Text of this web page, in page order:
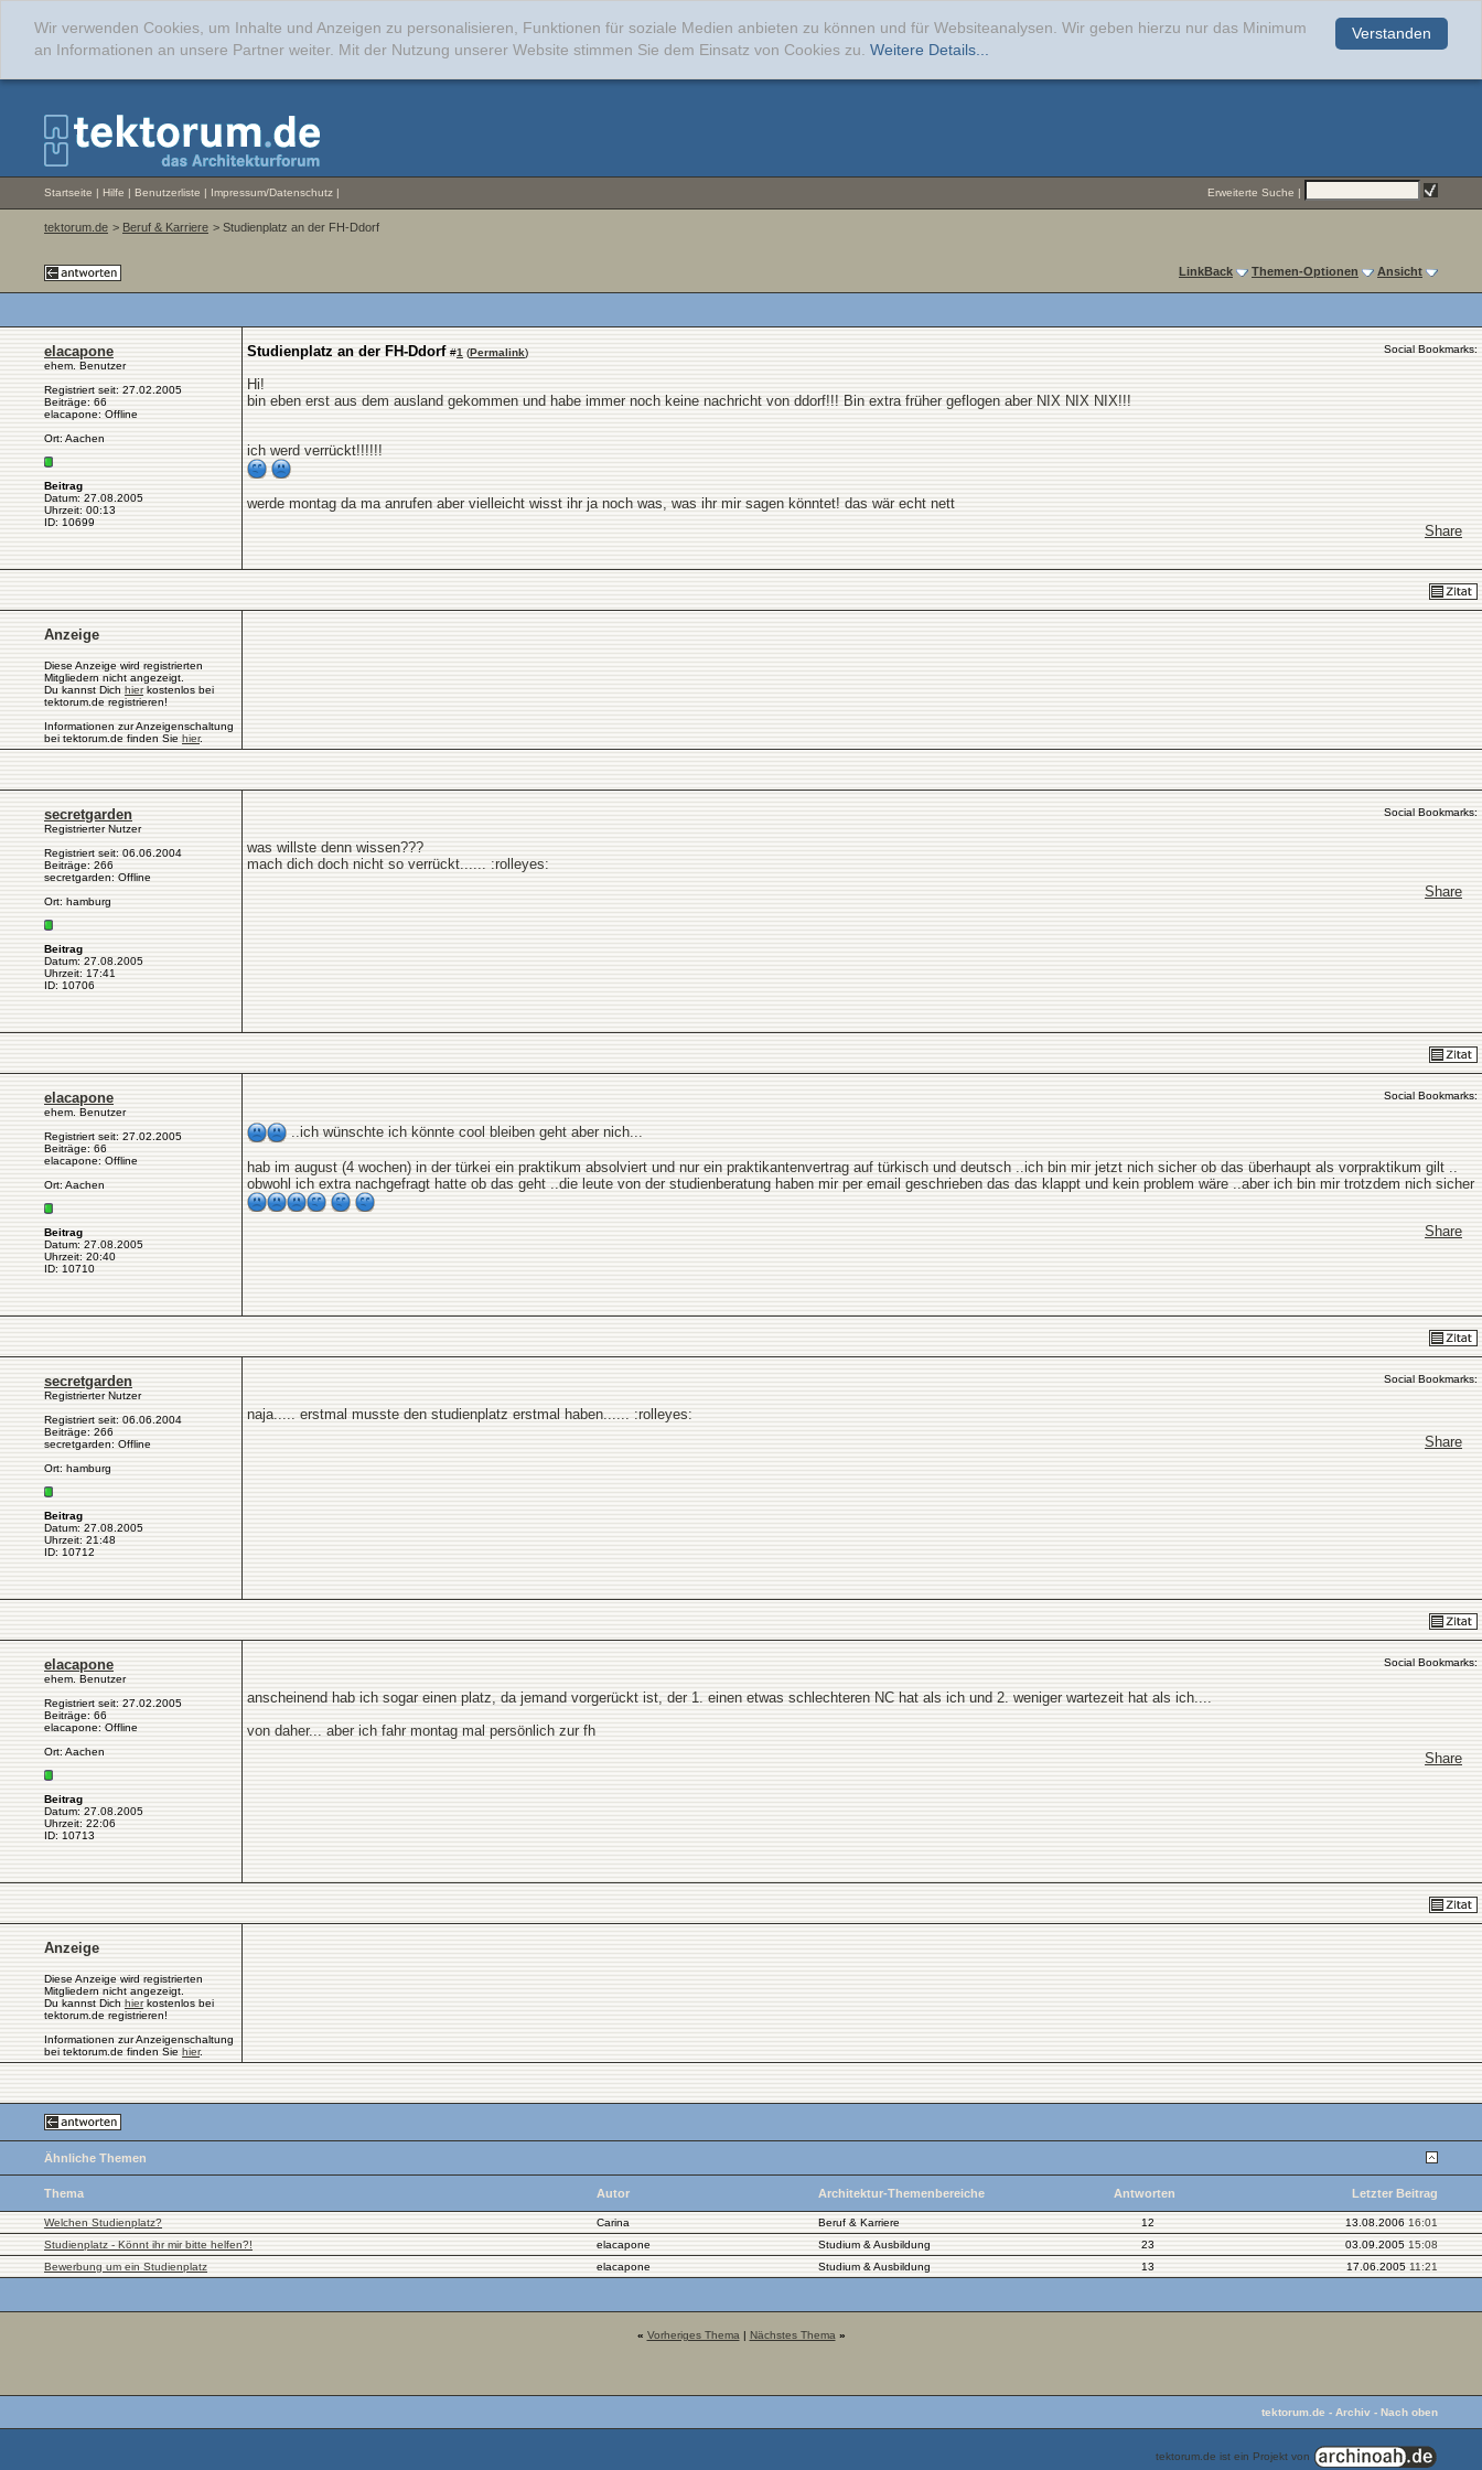
Verstanden
Wir verwenden Cookies, um Inhalte und Anzeigen zu personalisieren, Funktionen für soziale Medien anbieten zu können und für Websiteanalysen. Wir geben hierzu nur das Minimum
an Informationen an unsere Partner weiter. Mit der Nutzung unserer Website stimmen Sie dem Einsatz von Cookies zu. Weitere Details...
Startseite | Hilfe | Benutzerliste | Impressum/Datenschutz | Erweiterte Suche |
tektorum.de > Beruf & Karriere > Studienplatz an der FH-Ddorf
LinkBack Themen-Optionen Ansicht
elacapone
ehem. Benutzer
Registriert seit: 27.02.2005
Beiträge: 66
elacapone: Offline
Ort: Aachen
Beitrag
Datum: 27.08.2005
Uhrzeit: 00:13
ID: 10699
Studienplatz an der FH-Ddorf #1 (Permalink) Social Bookmarks:
Hi!
bin eben erst aus dem ausland gekommen und habe immer noch keine nachricht von ddorf!!! Bin extra früher geflogen aber NIX NIX NIX!!!
ich werd verrückt!!!!!!
werde montag da ma anrufen aber vielleicht wisst ihr ja noch was, was ihr mir sagen könntet! das wär echt nett
Share
Anzeige
Diese Anzeige wird registrierten
Mitgliedern nicht angezeigt.
Du kannst Dich hierkostenlos bei
tektorum.de registrieren!
Informationen zur Anzeigenschaltung
bei tektorum.de finden Sie hier.
secretgarden
Registrierter Nutzer
Registriert seit: 06.06.2004
Beiträge: 266
secretgarden: Offline
Ort: hamburg
Beitrag
Datum: 27.08.2005
Uhrzeit: 17:41
ID: 10706
Social Bookmarks:
was willste denn wissen???
mach dich doch nicht so verrückt...... :rolleyes:
Share
elacapone
ehem. Benutzer
Registriert seit: 27.02.2005
Beiträge: 66
elacapone: Offline
Ort: Aachen
Beitrag
Datum: 27.08.2005
Uhrzeit: 20:40
ID: 10710
Social Bookmarks:
..ich wünschte ich könnte cool bleiben geht aber nich...
hab im august (4 wochen) in der türkei ein praktikum absolviert und nur ein praktikantenvertrag auf türkisch und deutsch ..ich bin mir jetzt nich sicher ob das überhaupt als vorpraktikum gilt ..
obwohl ich extra nachgefragt hatte ob das geht ..die leute von der studienberatung haben mir per email geschrieben das das klappt und kein problem wäre ..aber ich bin mir trotzdem nich sicher
Share
secretgarden
Registrierter Nutzer
Registriert seit: 06.06.2004
Beiträge: 266
secretgarden: Offline
Ort: hamburg
Beitrag
Datum: 27.08.2005
Uhrzeit: 21:48
ID: 10712
Social Bookmarks:
naja..... erstmal musste den studienplatz erstmal haben...... :rolleyes:
Share
elacapone
ehem. Benutzer
Registriert seit: 27.02.2005
Beiträge: 66
elacapone: Offline
Ort: Aachen
Beitrag
Datum: 27.08.2005
Uhrzeit: 22:06
ID: 10713
Social Bookmarks:
anscheinend hab ich sogar einen platz, da jemand vorgerückt ist, der 1. einen etwas schlechteren NC hat als ich und 2. weniger wartezeit hat als ich....
von daher... aber ich fahr montag mal persönlich zur fh
Share
Anzeige
Diese Anzeige wird registrierten
Mitgliedern nicht angezeigt.
Du kannst Dich hierkostenlos bei
tektorum.de registrieren!
Informationen zur Anzeigenschaltung
bei tektorum.de finden Sie hier.
Ähnliche Themen
Thema Autor Architektur-Themenbereiche Antworten Letzter Beitrag
Welchen Studienplatz? Carina Beruf & Karriere 12 13.08.2006 16:01
Studienplatz - Könnt ihr mir bitte helfen?!
elacapone Studium & Ausbildung 23 03.09.2005 15:08
Bewerbung um ein Studienplatz
elacapone Studium & Ausbildung 13 17.06.2005 11:21
« Vorheriges Thema | Nächstes Thema »
tektorum.de - Archiv - Nach oben
tektorum.de ist ein Projekt von